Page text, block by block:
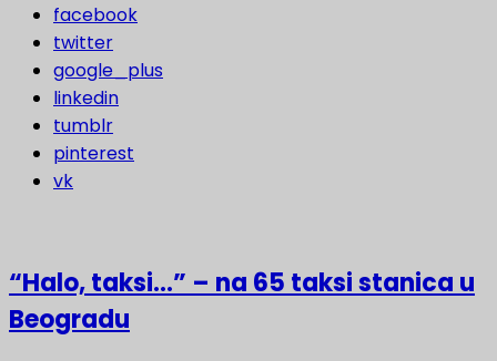
facebook
twitter
google_plus
linkedin
tumblr
pinterest
vk
“Halo, taksi…” – na 65 taksi stanica u
Beogradu